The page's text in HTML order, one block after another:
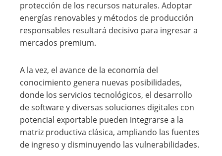
protección de los recursos naturales. Adoptar
energías renovables y métodos de producción
responsables resultará decisivo para ingresar a
mercados premium.
A la vez, el avance de la economía del
conocimiento genera nuevas posibilidades,
donde los servicios tecnológicos, el desarrollo
de software y diversas soluciones digitales con
potencial exportable pueden integrarse a la
matriz productiva clásica, ampliando las fuentes
de ingreso y disminuyendo las vulnerabilidades.